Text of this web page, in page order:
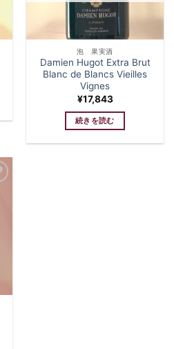
泡 果実酒
Damien Hugot Extra Brut
Blanc de Blancs Vieilles
Vignes
¥17,843
続きを読む